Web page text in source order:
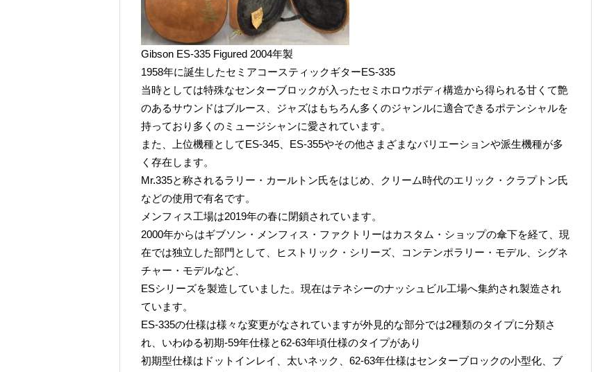
Gibson ES-335 Figured 2004年製
1958年に誕生したセミアコースティックギターES-335
当時としては特殊なセンターブロックが入ったセミホロウボディ構造から得られる甘くて艶
のあるサウンドはブルース、ジャズはもちろん多くのジャンルに適合できるポテンシャルを
持っており多くのミュージシャンに愛されています。
また、上位機種としてES-345、ES-355やその他さまざまなバリエーションや派生機種が多
く存在します。
Mr.335と称されるラリー・カールトン氏をはじめ、クリーム時代のエリック・クラプトン氏
などの使用で有名です。
メンフィス工場は2019年の春に閉鎖されています。
2000年からはギブソン・メンフィス・ファクトリーはカスタム・ショップの傘下を経て、現
在では独立した部門として、ヒストリック・シリーズ、コンテンポラリー・モデル、シグネ
チャー・モデルなど、
ESシリーズを製造していました。現在はテネシーのナッシュビル工場へ集約され製造され
ています。
ES-335の仕様は様々な変更がなされていますが外見的な部分では2種類のタイプに分類さ
れ、いわゆる初期-59年仕様と62-63年頃仕様のタイプがあり
初期型仕様はドットインレイ、太いネック、62-63年仕様はセンターブロックの小型化、ブ